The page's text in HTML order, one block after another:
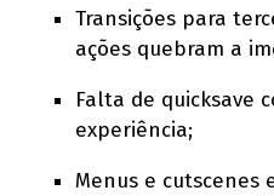
Transições para
ações quebram a
Falta de quicksave
experiência;
Menus e